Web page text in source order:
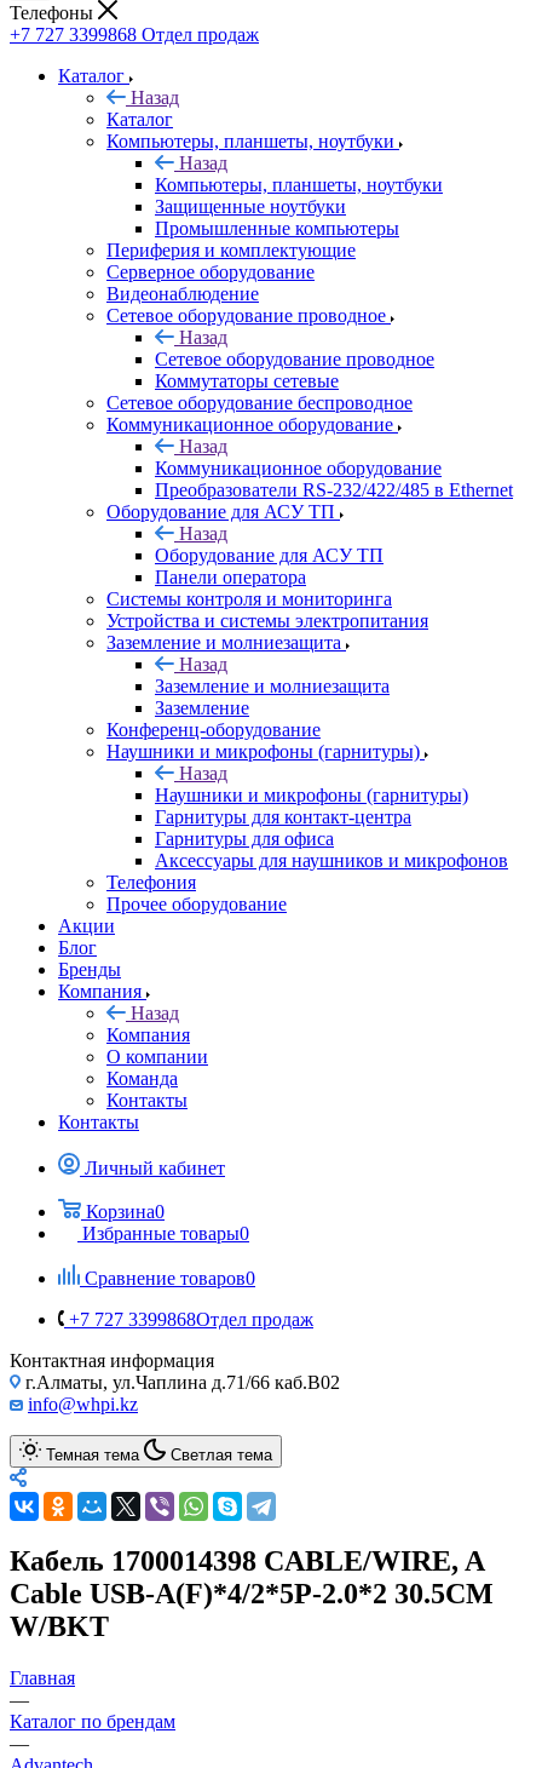
Телефоны
+7 727 3399868 Отдел продаж
Каталог
Назад
Каталог
Компьютеры, планшеты, ноутбуки
Назад
Компьютеры, планшеты, ноутбуки
Защищенные ноутбуки
Промышленные компьютеры
Периферия и комплектующие
Серверное оборудование
Видеонаблюдение
Сетевое оборудование проводное
Назад
Сетевое оборудование проводное
Коммутаторы сетевые
Сетевое оборудование беспроводное
Коммуникационное оборудование
Назад
Коммуникационное оборудование
Преобразователи RS-232/422/485 в Ethernet
Оборудование для АСУ ТП
Назад
Оборудование для АСУ ТП
Панели оператора
Системы контроля и мониторинга
Устройства и системы электропитания
Заземление и молниезащита
Назад
Заземление и молниезащита
Заземление
Конференц-оборудование
Наушники и микрофоны (гарнитуры)
Назад
Наушники и микрофоны (гарнитуры)
Гарнитуры для контакт-центра
Гарнитуры для офиса
Аксессуары для наушников и микрофонов
Телефония
Прочее оборудование
Акции
Блог
Бренды
Компания
Назад
Компания
О компании
Команда
Контакты
Контакты
Личный кабинет
Корзина0
Избранные товары0
Сравнение товаров0
+7 727 3399868Отдел продаж
Контактная информация
г.Алматы, ул.Чаплина д.71/66 каб.B02
info@whpi.kz
Темная тема Светлая тема
Кабель 1700014398 CABLE/WIRE, A
Cable USB-A(F)*4/2*5P-2.0*2 30.5CM
W/BKT
Главная
—
Каталог по брендам
—